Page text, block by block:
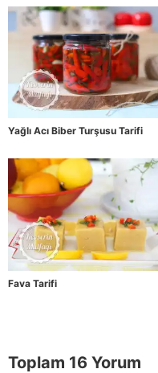
Yağlı Acı Biber Turşusu Tarifi
Fava Tarifi
Toplam 16 Yorum